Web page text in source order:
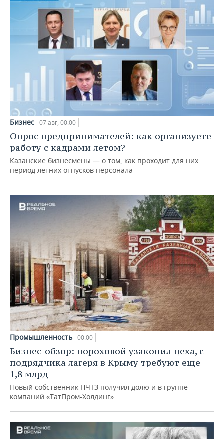
Бизнес 07 авг, 00:00
Опрос предпринимателей: как организуете
работу с кадрами летом?
Казанские бизнесмены — о том, как проходит для них
период летних отпусков персонала
Промышленность 00:00
Бизнес-обзор: пороховой узаконил цеха, с
подрядчика лагеря в Крыму требуют еще
1,8 млрд
Новый собственник НЧТЗ получил долю и в группе
компаний «ТатПром-Холдинг»